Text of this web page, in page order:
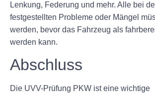
Lenkung, Federung und mehr. Alle bei
festgestellten Probleme oder Mängel
werden, bevor das Fahrzeug als
werden kann.
Abschluss
Die UVV-Prüfung PKW ist eine wichtige